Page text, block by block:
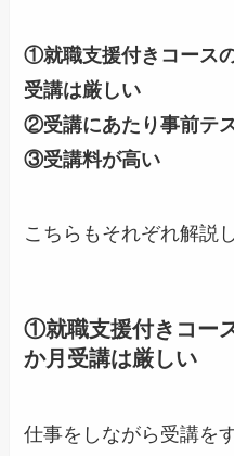
①就職支援付きコース
受講は厳しい
②受講にあたり事前テ
③受講料が高い
こちらもそれぞれ解説
①就職支援付きコー
か月受講は厳しい
仕事をしながら受講を